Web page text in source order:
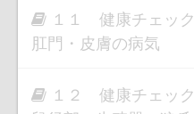
１１ 健康チェッ
肛門・皮膚の病気
１２ 健康チェッ